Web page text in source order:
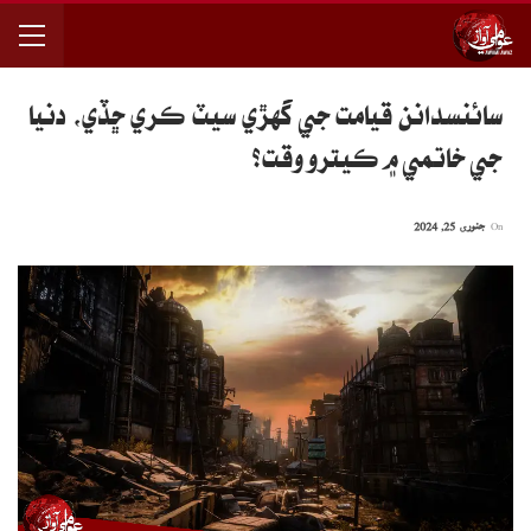
سائنسدانن قيامت جي گهڙي سيٽ ڪري ڇڏي، دنيا
جي خاتمي ۾ ڪيترو وقت؟